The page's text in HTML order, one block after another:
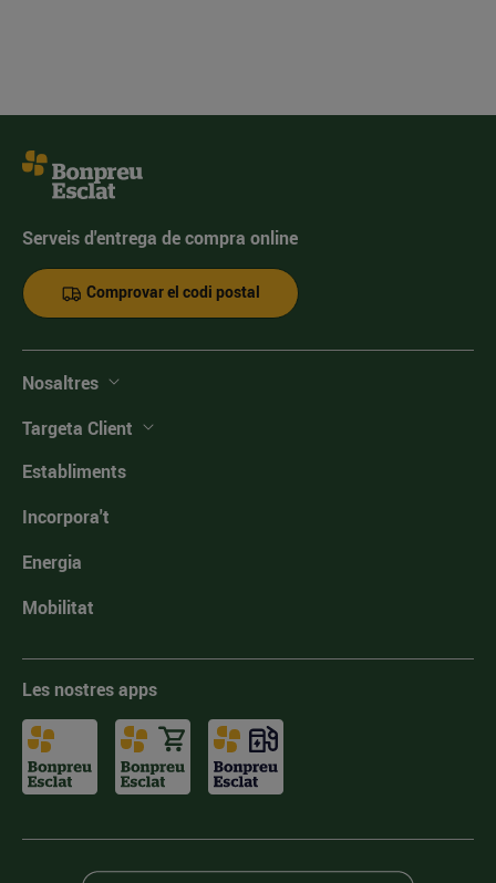
Serveis d'entrega de compra online
Comprovar el codi postal
Nosaltres
Targeta Client
Establiments
Incorpora't
Energia
Mobilitat
Les nostres apps